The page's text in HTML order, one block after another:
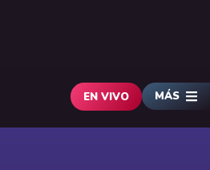
EN VIVO MÁS